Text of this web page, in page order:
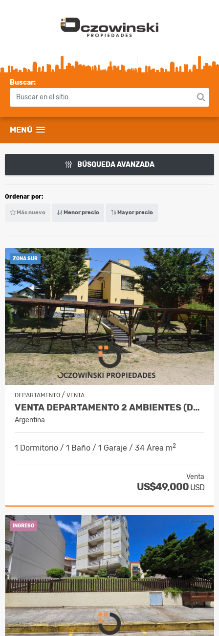
Buscar:
MENÚ
BÚSQUEDA AVANZADA
Ordenar por:
Más nuevo Menor precio Mayor precio
ZONA SUR
DEPARTAMENTO / VENTA
VENTA DEPARTAMENTO 2 AMBIENTES (DUNAS DEL SUR)
Argentina
1 Dormitorio / 1 Baño / 1 Garaje / 34 Área m2
Venta
US$49,000 USD
INGRESO